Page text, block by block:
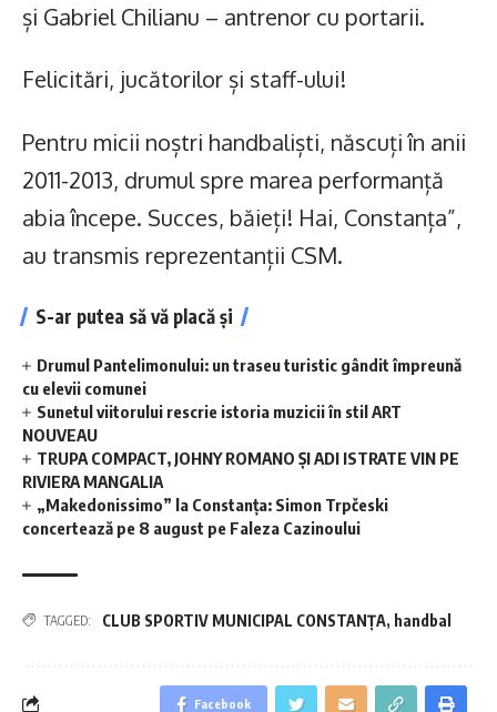
și Gabriel Chilianu – antrenor cu portarii.
Felicitări, jucătorilor și staff-ului!
Pentru micii noștri handbaliști, născuți în anii
2011-2013, drumul spre marea performanță
abia începe. Succes, băieți! Hai, Constanța”,
au transmis reprezentanții CSM.
S-ar putea să vă placă și
Drumul Pantelimonului: un traseu turistic gândit împreună
cu elevii comunei
Sunetul viitorului rescrie istoria muzicii în stil ART
NOUVEAU
TRUPA COMPACT, JOHNY ROMANO ȘI ADI ISTRATE VIN PE
RIVIERA MANGALIA
„Makedonissimo” la Constanța: Simon Trpčeski
concertează pe 8 august pe Faleza Cazinoului
TAGGED: CLUB SPORTIV MUNICIPAL CONSTANŢA, handbal
Facebook